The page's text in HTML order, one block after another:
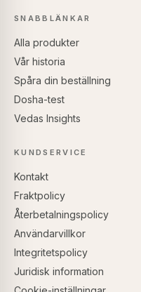
SNABBLÄNKAR
Alla produkter
Vår historia
Spåra din beställning
Dosha-test
Vedas Insights
KUNDSERVICE
Kontakt
Fraktpolicy
Återbetalningspolicy
Användarvillkor
Integritetspolicy
Juridisk information